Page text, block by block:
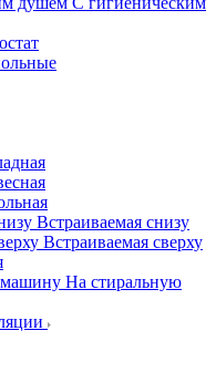
Встраиваемая снизу
Встраиваемая сверху
На стиральную